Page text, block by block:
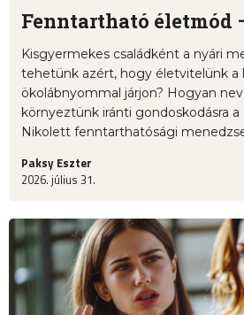
Fenntartható életmód
Kisgyermekes családként a nyári
tehetünk azért, hogy életvitelünk a
ökolábnyommal járjon? Hogyan
környeztünk iránti gondoskodásra
Nikolett fenntarthatósági
Paksy Eszter
2026. július 31.